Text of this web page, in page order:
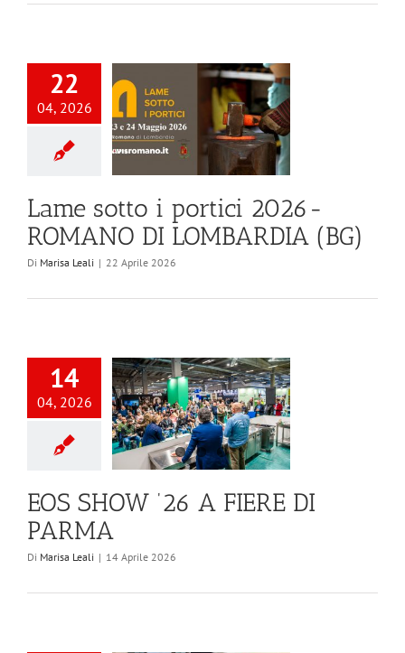
22
04, 2026
Lame sotto i portici 2026-
ROMANO DI LOMBARDIA (BG)
Di Marisa Leali | 22 Aprile 2026
14
04, 2026
EOS SHOW ’26 A FIERE DI
PARMA
Di Marisa Leali | 14 Aprile 2026